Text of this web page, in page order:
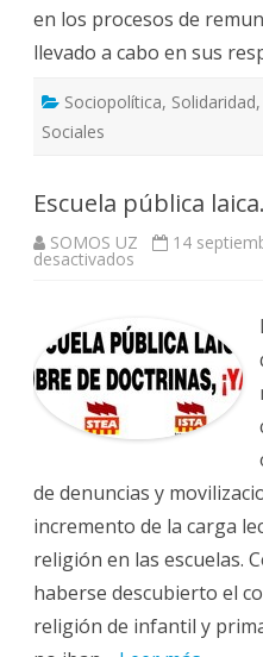
en los procesos de
llevado a cabo en sus
Sociopolítica, Solidaridad,
Sociales
Escuela pública
SOMOS UZ 14
desactivados
de
doctrinas.
de denuncias y
incremento de la carga
religión en las escuelas.
haberse descubierto el
religión de infantil y